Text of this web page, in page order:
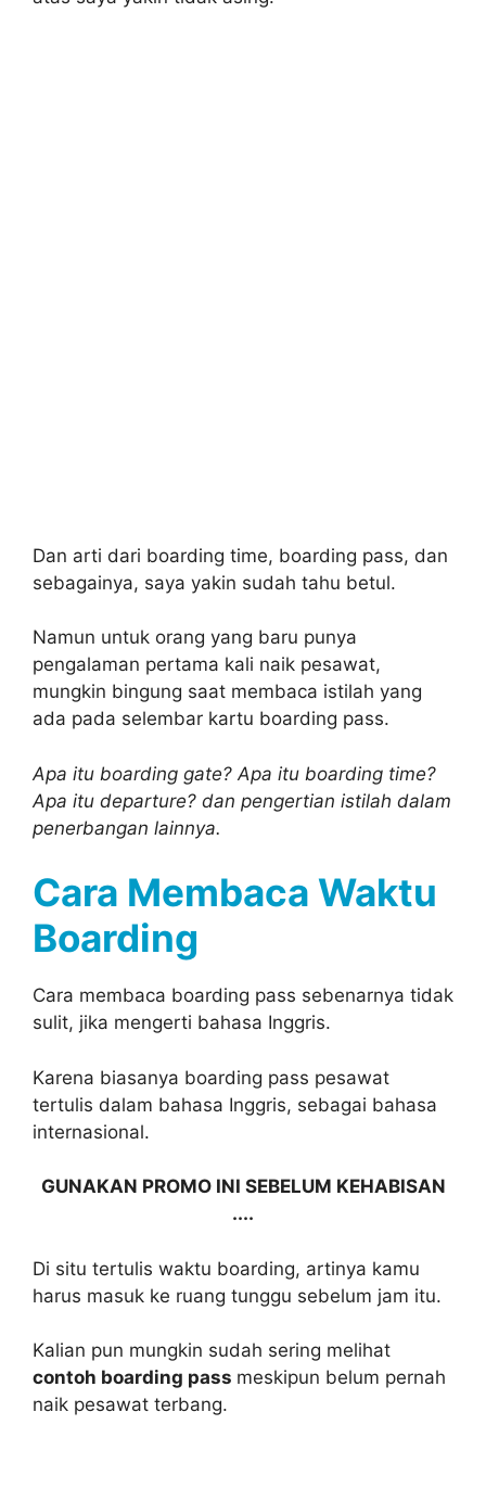
Dan arti dari boarding time, boarding pass, dan
sebagainya, saya yakin sudah tahu betul.
Namun untuk orang yang baru punya
pengalaman pertama kali naik pesawat,
mungkin bingung saat membaca istilah yang
ada pada selembar kartu boarding pass.
Apa itu boarding gate? Apa itu boarding time?
Apa itu departure? dan pengertian istilah dalam
penerbangan lainnya.
Cara Membaca Waktu
Boarding
Cara membaca boarding pass sebenarnya tidak
sulit, jika mengerti bahasa Inggris.
Karena biasanya boarding pass pesawat
tertulis dalam bahasa Inggris, sebagai bahasa
internasional.
GUNAKAN PROMO INI SEBELUM KEHABISAN
....
Di situ tertulis waktu boarding, artinya kamu
harus masuk ke ruang tunggu sebelum jam itu.
Kalian pun mungkin sudah sering melihat
contoh boarding pass meskipun belum pernah
naik pesawat terbang.